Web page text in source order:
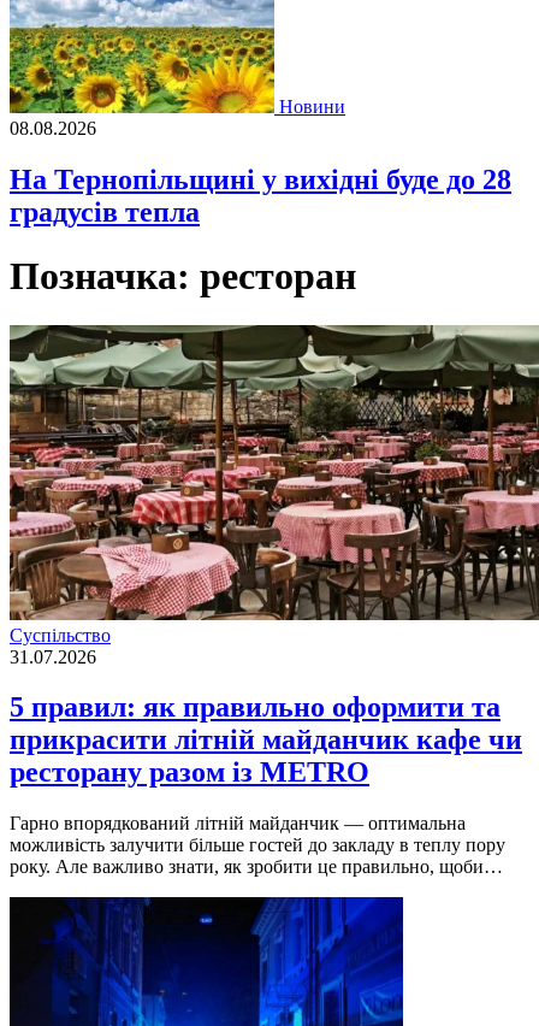
Новини
08.08.2026
На Тернопільщині у вихідні буде до 28
градусів тепла
Позначка: ресторан
Суспільство
31.07.2026
5 правил: як правильно оформити та
прикрасити літній майданчик кафе чи
ресторану разом із METRO
Гарно впорядкований літній майданчик — оптимальна
можливість залучити більше гостей до закладу в теплу пору
року. Але важливо знати, як зробити це правильно, щоби…